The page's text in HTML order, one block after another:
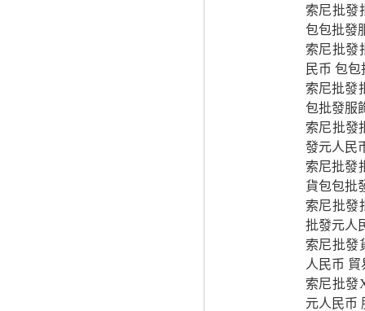
索尼批發
包包批發
索尼批發
民币 包
索尼批發
包批發服
索尼批發
發元人民
索尼批發
貨包包批
索尼批發
批發元人
索尼批發
人民币
索尼批發
元人民币